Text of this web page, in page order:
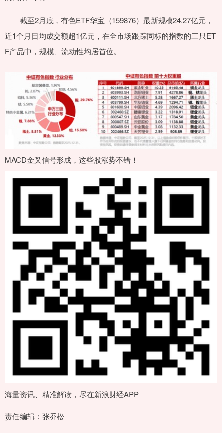
截至2月底，有色ETF华宝（159876）最新规模24.27亿元，
近1个月日均成交额超1亿元，在全市场跟踪同标的指数的三只ET
F产品中，规模、流动性均居首位。
MACD金叉信号形成，这些股涨势不错！
海量资讯、精准解读，尽在新浪财经APP
责任编辑：张乔松